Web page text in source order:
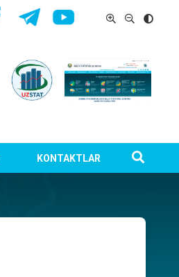
KONTAKTLAR